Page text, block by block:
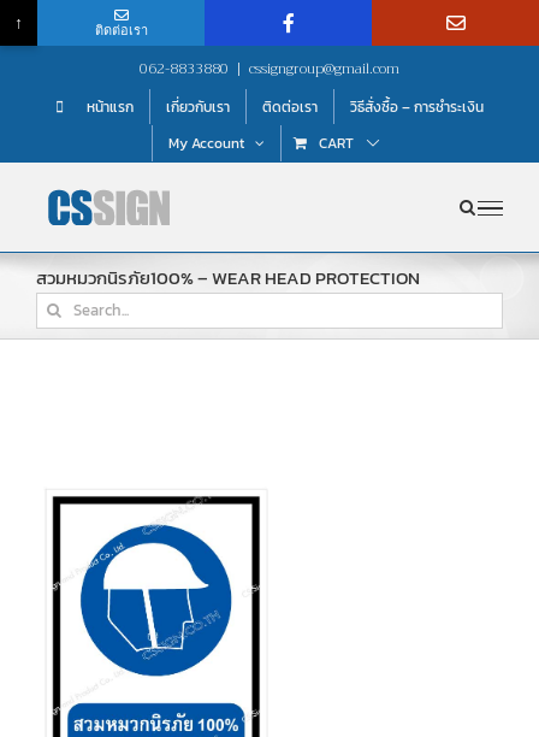
content
062-8833880 | cssigngroup@gmail.com
หน้าแรก เกี่ยวกับเรา ติดต่อเรา
วิธีสั่งซื้อ – การชำระเงิน
My Account
CART
สวมหมวกนิรภัย100% – WEAR HEAD PROTECTION
Search
for:
↑ ติดต่อเรา